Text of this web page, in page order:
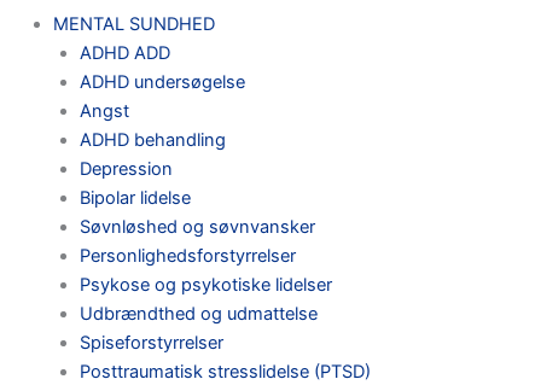
MENTAL SUNDHED
ADHD ADD
ADHD undersøgelse
Angst
ADHD behandling
Depression
Bipolar lidelse
Søvnløshed og søvnvansker
Personlighedsforstyrrelser
Psykose og psykotiske lidelser
Udbrændthed og udmattelse
Spiseforstyrrelser
Posttraumatisk stresslidelse (PTSD)